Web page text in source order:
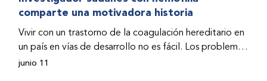
hospitalizado y terminó con daños graves en ambas
donado a través del Programa de Ayuda Humanitaria
de la Federación Mundial de Hemofilia (FMH) cuando
Fendi encontró la esperanza de una vida mejor.
comparte una motivadora historia
Vivir con un trastorno de la coagulación hereditario en
un país en vías de desarrollo no es fácil. Los problemas
se multiplican drásticamente cuando el país también
junio 11